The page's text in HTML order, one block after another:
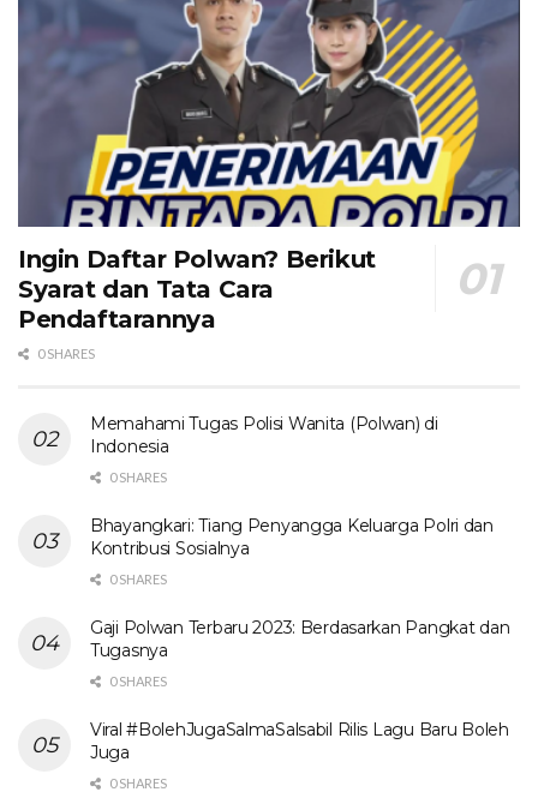
Ingin Daftar Polwan? Berikut
Syarat dan Tata Cara
Pendaftarannya
0 SHARES
Memahami Tugas Polisi Wanita (Polwan) di
Indonesia
0 SHARES
Bhayangkari: Tiang Penyangga Keluarga Polri dan
Kontribusi Sosialnya
0 SHARES
Gaji Polwan Terbaru 2023: Berdasarkan Pangkat dan
Tugasnya
0 SHARES
Viral #BolehJugaSalmaSalsabil Rilis Lagu Baru Boleh
Juga
0 SHARES